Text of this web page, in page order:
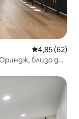
Средна
4,85 (62)
близо до